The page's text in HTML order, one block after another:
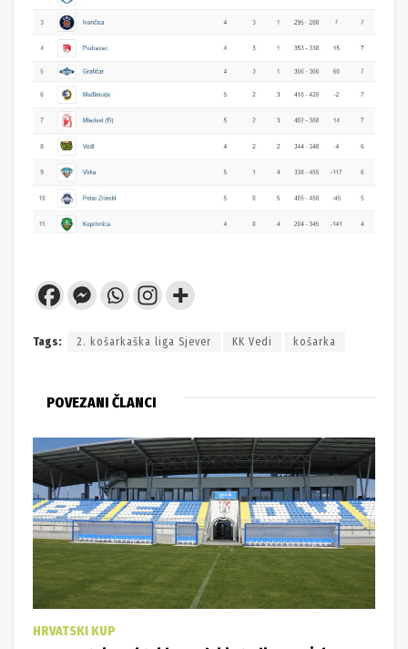
Tags: 2. košarkaška liga Sjever KK Vedi košarka
POVEZANI ČLANCI
HRVATSKI KUP